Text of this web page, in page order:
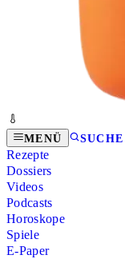
MENÜ SUCHE
Rezepte
Dossiers
Videos
Podcasts
Horoskope
Spiele
E-Paper